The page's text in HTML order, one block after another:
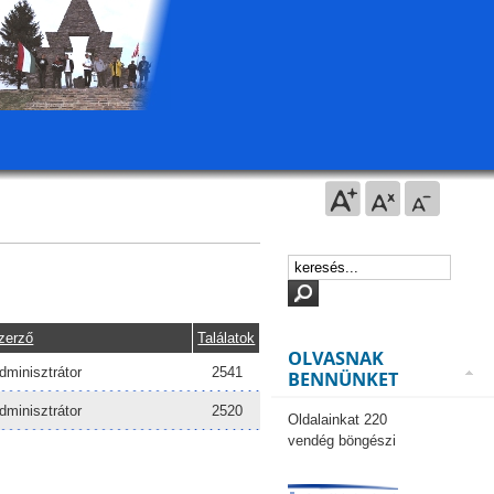
Találatok
2541
2520
OLVASNAK
BENNÜNKET
Oldalainkat 220
vendég böngészi